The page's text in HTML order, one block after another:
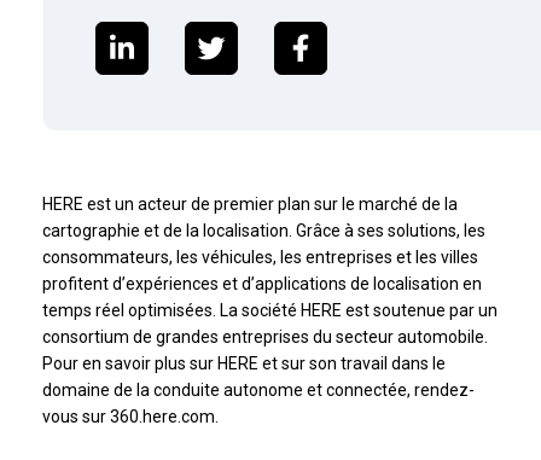
HERE est un acteur de premier plan sur le marché de la
cartographie et de la localisation. Grâce à ses solutions, les
consommateurs, les véhicules, les entreprises et les villes
profitent d’expériences et d’applications de localisation en
temps réel optimisées. La société HERE est soutenue par un
consortium de grandes entreprises du secteur automobile.
Pour en savoir plus sur HERE et sur son travail dans le
domaine de la conduite autonome et connectée, rendez-
vous sur 360.here.com.